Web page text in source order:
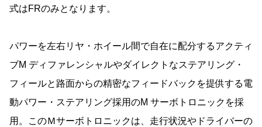
式はFRのみとなります。
パワーを左右リヤ・ホイール間で自在に配分するアクティ
ブM ディファレンシャルやダイレクトなステアリング・
フィールと路面からの精密なフィードバックを提供する電
動パワー・ステアリング採用のM サーボトロニックを採
用。このＭサーボトロニックは、走行状況やドライバーの